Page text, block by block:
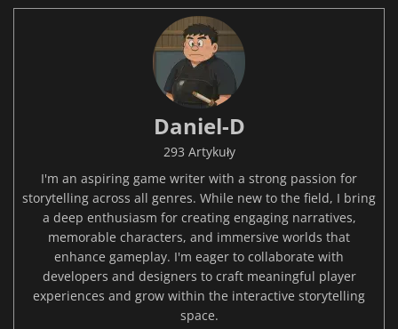
Daniel-D
293 Artykuły
I'm an aspiring game writer with a strong passion for
storytelling across all genres. While new to the field, I bring
a deep enthusiasm for creating engaging narratives,
memorable characters, and immersive worlds that
enhance gameplay. I'm eager to collaborate with
developers and designers to craft meaningful player
experiences and grow within the interactive storytelling
space.